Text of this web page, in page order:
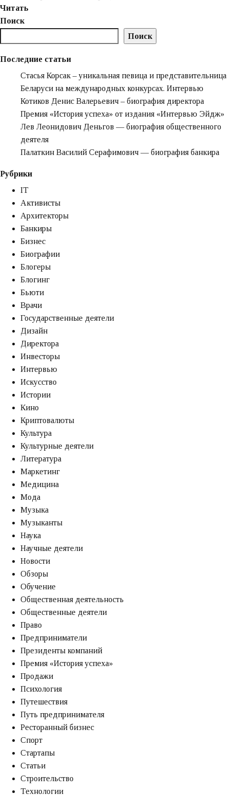
Читать
Автоматизация
бизнеса
через
Практические
сценарии
Поиск
Поиск
Последние статьи
Стасья Корсак – уникальная певица и представительница
Беларуси на международных конкурсах. Интервью
Котиков Денис Валерьевич – биография директора
Премия «‎История успеха» от издания «‎Интервью Эйдж»‎‎
Лев Леонидович Деньгов — биография общественного
деятеля
Палаткин Василий Серафимович — биография банкира
Рубрики
IT
Активисты
Архитекторы
Банкиры
Бизнес
Биографии
Блогеры
Блогинг
Бьюти
Врачи
Государственные деятели
Дизайн
Директора
Инвесторы
Интервью
Искусство
Истории
Кино
Криптовалюты
Культура
Культурные деятели
Литература
Маркетинг
Медицина
Мода
Музыка
Музыканты
Наука
Научные деятели
Новости
Обзоры
Обучение
Общественная деятельность
Общественные деятели
Право
Предприниматели
Президенты компаний
Премия «‎История успеха»‎
Продажи
Психология
Путешествия
Путь предпринимателя
Ресторанный бизнес
Спорт
Стартапы
Статьи
Строительство
Технологии